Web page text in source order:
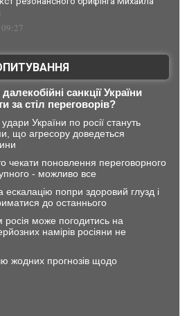
санкції України
за стіл переговорів?
України по росії стануть
що агресору доведеться
чекати поновлення переговорного
- можливо все
попри здоровий глузд і
до останнього
може погодитись на
намірів росіяни не
жодних прогнозів щодо